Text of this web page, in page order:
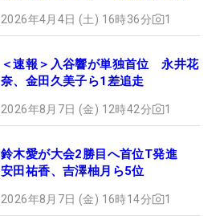
2026年4月4日 (土) 16時36分 1
＜速報＞入谷響が単独首位 永井花
奈、金田久美子ら1差追走
2026年8月7日 (金) 12時42分 1
鈴木愛が大会2勝目へ首位T発進
安田祐香、吉澤柚月ら5位
2026年8月7日 (金) 16時14分 1